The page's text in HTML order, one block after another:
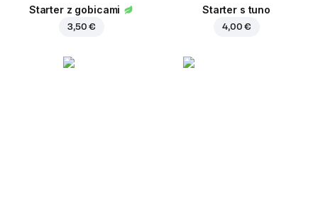
Starter z gobicami
3,50 €
Starter s tuno
4,00 €